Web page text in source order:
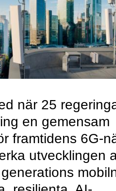
när 25
en gemensam
framtidens 6G-
utvecklingen